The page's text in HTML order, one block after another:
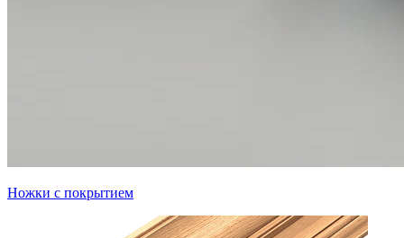
Ножки с покрытием